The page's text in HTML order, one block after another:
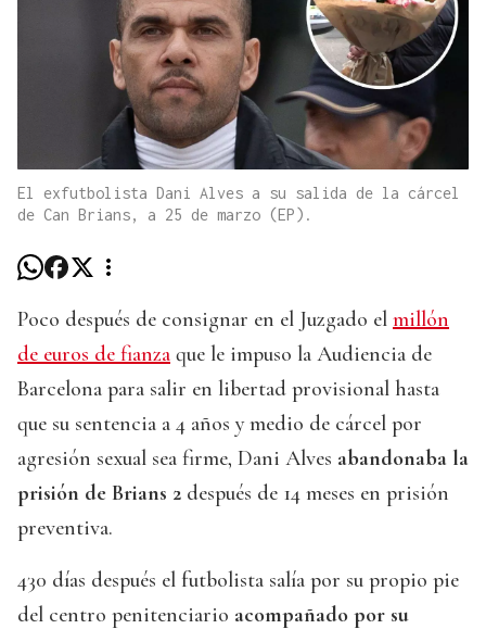
El exfutbolista Dani Alves a su salida de la cárcel
de Can Brians, a 25 de marzo (EP).
Poco después de consignar en el Juzgado el millón
de euros de fianza que le impuso la Audiencia de
Barcelona para salir en libertad provisional hasta
que su sentencia a 4 años y medio de cárcel por
agresión sexual sea firme, Dani Alves abandonaba la
prisión de Brians 2 después de 14 meses en prisión
preventiva.
430 días después el futbolista salía por su propio pie
del centro penitenciario acompañado por su